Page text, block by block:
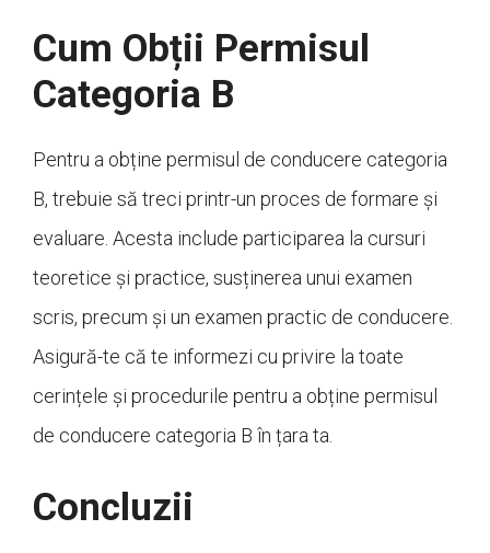
Cum Obții Permisul
Categoria B
Pentru a obține permisul de conducere categoria
B, trebuie să treci printr-un proces de formare și
evaluare. Acesta include participarea la cursuri
teoretice și practice, susținerea unui examen
scris, precum și un examen practic de conducere.
Asigură-te că te informezi cu privire la toate
cerințele și procedurile pentru a obține permisul
de conducere categoria B în țara ta.
Concluzii